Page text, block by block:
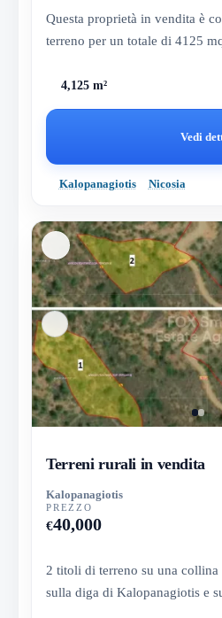
Questa proprietà in vendita è
terreno per un totale di 4125
4,125 m²
Vedi
Kalopanagiotis Nicosia
Terreni rurali in vendita
Kalopanagiotis
PREZZO
€40,000
2 titoli di terreno su una
sulla diga di Kalopanagiotis e